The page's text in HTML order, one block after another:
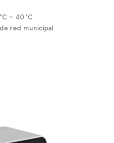
~ 40 °C
red municipal